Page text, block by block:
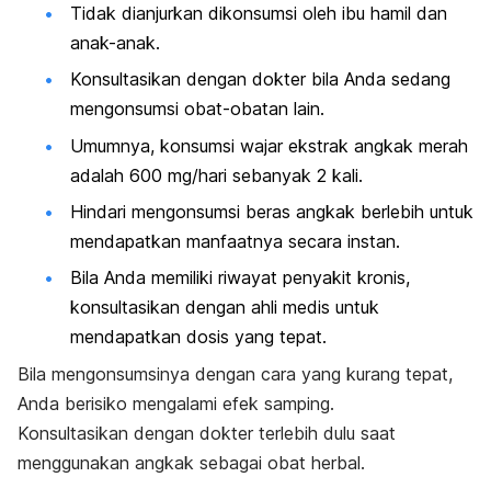
Tidak dianjurkan dikonsumsi oleh ibu hamil dan
anak-anak.
Konsultasikan dengan dokter bila Anda sedang
mengonsumsi obat-obatan lain.
Umumnya, konsumsi wajar ekstrak angkak merah
adalah 600 mg/hari sebanyak 2 kali.
Hindari mengonsumsi beras angkak berlebih untuk
mendapatkan manfaatnya secara instan.
Bila Anda memiliki riwayat penyakit kronis,
konsultasikan dengan ahli medis untuk
mendapatkan dosis yang tepat.
Bila mengonsumsinya dengan cara yang kurang tepat,
Anda berisiko mengalami efek samping.
Konsultasikan dengan dokter terlebih dulu saat
menggunakan angkak sebagai obat herbal.